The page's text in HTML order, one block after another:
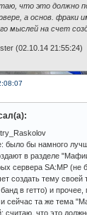
что это должно
а основ.
мыслей на счет
(02.10.14 21:55:24)
было бы намного
в разделе
сервера SA:MP (не
создать тему
в гетто) и
и сейчас та же тема
считаю, что это